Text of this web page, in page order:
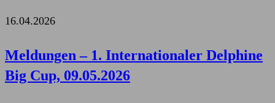
16.04.2026
Meldungen – 1. Internationaler Delphine
Big Cup, 09.05.2026